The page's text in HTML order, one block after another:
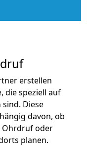
erstellen
die speziell auf
Diese
davon, ob
Ohrdruf oder
planen.